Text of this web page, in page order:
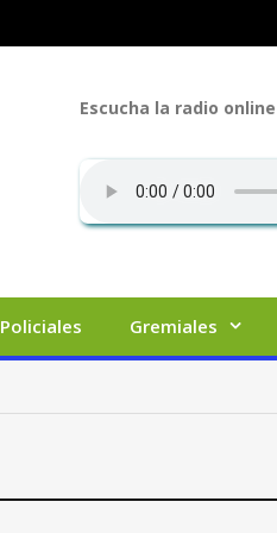
Escucha la radio online
Policiales Gremiales